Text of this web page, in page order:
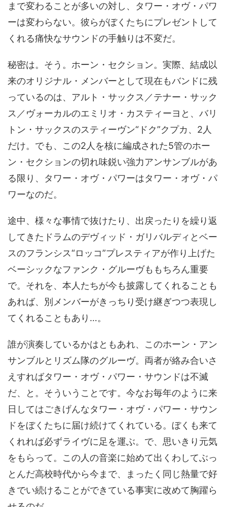
まで変わることが多いの対し、タワー・オヴ・パワ
ーは変わらない。彼らがぼくたちにプレゼントして
くれる痛快なサウンドの手触りは不変だ。
秘密は。そう。ホーン・セクション。実際、結成以
来のオリジナル・メンバーとして現在もバンドに残
っているのは、アルト・サックス／テナー・サック
ス／ヴォーカルのエミリオ・カスティーヨと、バリ
トン・サックスのスティーヴン“ドク”クプカ、2人
だけ。でも、この2人を核に編成された5管のホー
ン・セクションの切れ味鋭い強力アンサンブルがあ
る限り、タワー・オヴ・パワーはタワー・オヴ・パ
ワーなのだ。
途中、様々な事情で抜けたり、出戻ったりを繰り返
してきたドラムのデヴィッド・ガリバルディとベー
スのフランシス“ロッコ”プレスティアが作り上げた
ベーシックなファンク・グルーヴももちろん重要
で。それを、本人たちが今も披露してくれることも
あれば、別メンバーがきっちり受け継ぎつつ表現し
てくれることもあり…。
誰が演奏しているかはともあれ、このホーン・アン
サンブルとリズム隊のグルーヴ。両者が絡み合いさ
えすればタワー・オヴ・パワー・サウンドは不滅
だ、と。そういうことです。今なお毎年のように来
日してはごきげんなタワー・オヴ・パワー・サウン
ドをぼくたちに届け続けてくれている。ぼくも来て
くれれば必ずライヴに足を運ぶ。で、思いきり元気
をもらって。この人の音楽に始めて出くわしてぶっ
とんだ高校時代から今まで、まったく同じ熱量で好
きでい続けることができている事実に改めて胸躍ら